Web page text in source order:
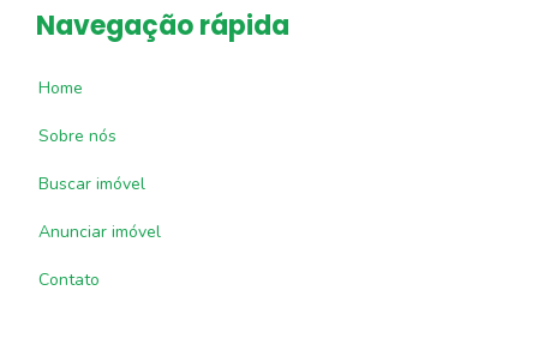
Navegação rápida
Home
Sobre nós
Buscar imóvel
Anunciar imóvel
Contato